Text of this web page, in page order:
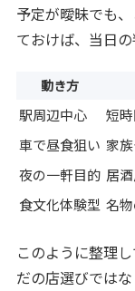
予定が曖昧でも
ておけば、当日の
動き方
駅周辺中心 短
車で昼食狙い 家
夜の一軒目的 居
食文化体験型 名
このように整理
だの店選びでは